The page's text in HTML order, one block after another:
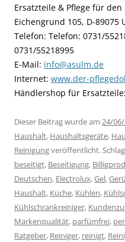
Ersatzteile & Pflege für
Eichengrund 105, D-89075
Telefon: Telefon: 0731/
0731/55218995
E-Mail: info@asulm.de
Internet: www.der-
Händlershop für Ersatzteile:
Dieser Beitrag wurde am 24/
Haushalt, Haushaltsgeräte,
Reinigungveröffentlicht.
beseitigt, Beseitigung,
Deutschen, Electrolux,Gel,
Haushalt, Küche, Kühlen,
Kühlschrankreiniger,
Markenqualität, parfümfrei,
Ratgeber, Reiniger, reinigt,